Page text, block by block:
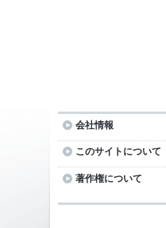
会社情報
このサイトについて
著作権について